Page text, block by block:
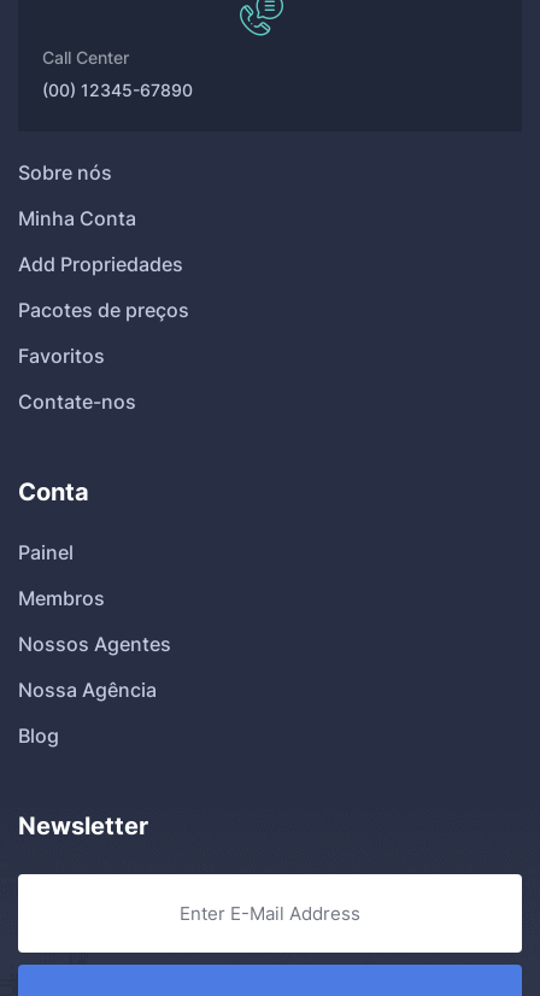
Call Center
(00) 12345-67890
Sobre nós
Minha Conta
Add Propriedades
Pacotes de preços
Favoritos
Contate-nos
Conta
Painel
Membros
Nossos Agentes
Nossa Agência
Blog
Newsletter